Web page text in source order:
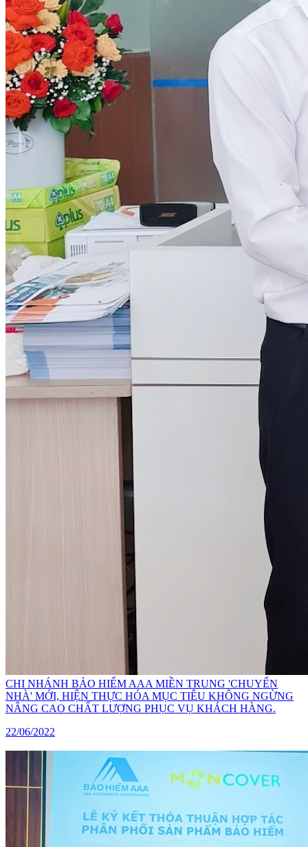
CHI NHÁNH BẢO HIỂM AAA MIỀN TRUNG 'CHUYỂN
NHÀ' MỚI, HIỆN THỰC HÓA MỤC TIÊU KHÔNG NGỪNG
NÂNG CAO CHẤT LƯỢNG PHỤC VỤ KHÁCH HÀNG.
22/06/2022